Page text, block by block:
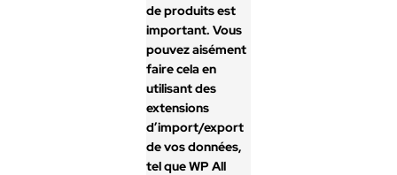
de produits est
important. Vous
pouvez aisément
faire cela en
utilisant des
extensions
d’import/export
de vos données,
tel que WP All